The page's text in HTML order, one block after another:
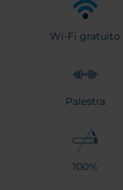
Wi-Fi gratuito
Palestra
100%